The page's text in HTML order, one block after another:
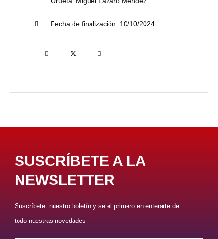
Fecha de finalización: 10/10/2024
SUSCRÍBETE A LA
NEWSLETTER
Suscríbete nuestro boletín y se el primero en enterarte de
todo nuestras novedades